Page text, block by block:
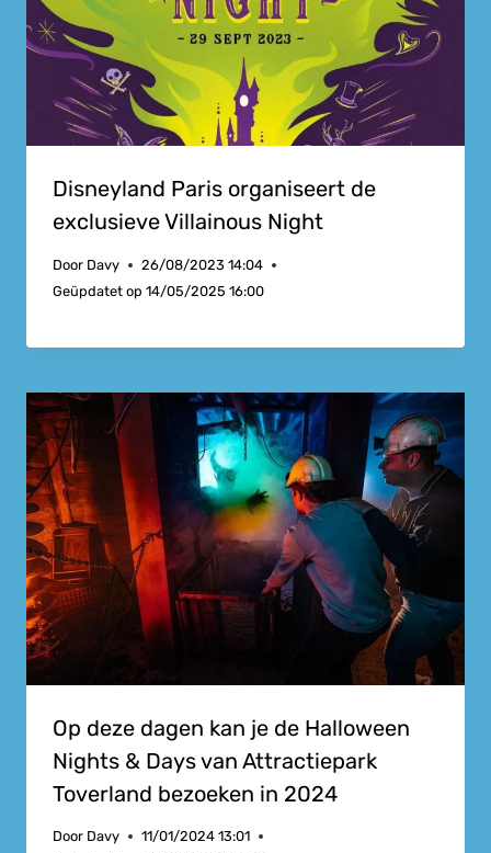
Disneyland Paris organiseert de
exclusieve Villainous Night
Door Davy
26/08/2023 14:04
Geüpdatet op 14/05/2025 16:00
Op deze dagen kan je de Halloween
Nights & Days van Attractiepark
Toverland bezoeken in 2024
Door Davy
11/01/2024 13:01